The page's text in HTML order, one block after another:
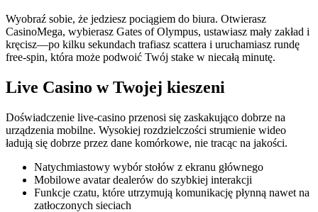
Wyobraź sobie, że jedziesz pociągiem do biura. Otwierasz
CasinoMega, wybierasz Gates of Olympus, ustawiasz mały zakład i
kręcisz—po kilku sekundach trafiasz scattera i uruchamiasz rundę
free‑spin, która może podwoić Twój stake w niecałą minutę.
Live Casino w Twojej kieszeni
Doświadczenie live‑casino przenosi się zaskakująco dobrze na
urządzenia mobilne. Wysokiej rozdzielczości strumienie wideo
ładują się dobrze przez dane komórkowe, nie tracąc na jakości.
Natychmiastowy wybór stołów z ekranu głównego
Mobilowe avatar dealerów do szybkiej interakcji
Funkcje czatu, które utrzymują komunikację płynną nawet na
zatłoczonych sieciach